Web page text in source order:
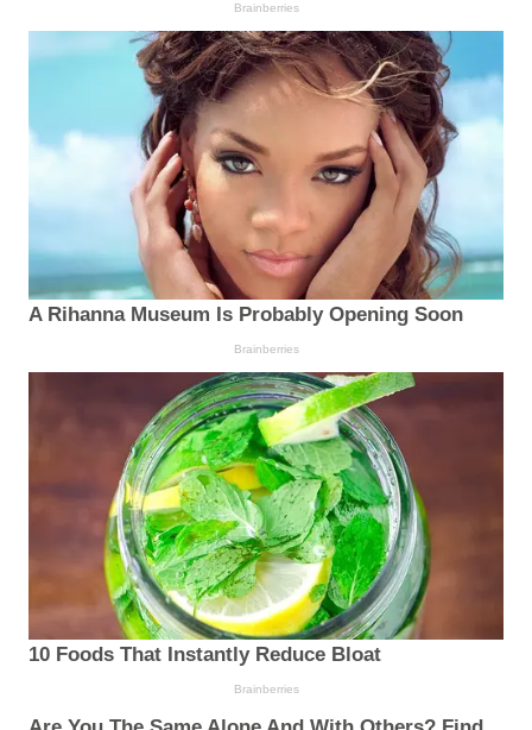
Brainberries
A Rihanna Museum Is Probably Opening Soon
Brainberries
10 Foods That Instantly Reduce Bloat
Brainberries